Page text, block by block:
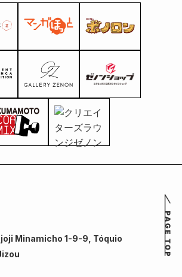
Minamicho 1-9-9, Tóquio